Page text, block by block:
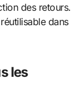
des retours.
dans
les